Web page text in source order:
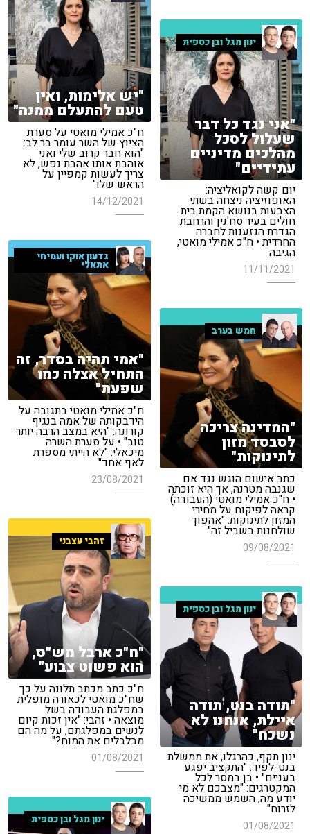
"יש אלימות, ואין
טעם להתעלם ממנה"
ח"כ אמילי מואטי על סערת
הציוץ של השר עומר בר לב:
"הוא חבר קרוב שלי ואני
אוהבת אותו אהבת נפש, לא
צריך לעשות קמפיין על
הראש שלו"
14/12/2021
ינון מגל ובן כספית
"אני נגד כל דבר
שעלול לסכל
מהלכים מדיניים
עתידיים"
יום קשה לקואליציה:
האופוזיציה ניצחה בשתי
הצבעות בנושא הקמת בית
חולים בעיר סח'נין והרחבת
הגדרת הגזענות לחברה
החרדית • ח"כ אמילי מואטי,
הגיבה
11/11/2021
גדעון אוקו ועמיחי
אתאלי
"אמי תהיה בסדר, זה
התחיל אצלה כמו
שפעת"
ח"כ אמילי מואטי בתגובה על
הידבקותה של אמה בנגיף
קורונה: "היא במצב הרבה יותר
טוב" • על סערת השרה
מיכאלי: "לא הייתי מספרת
לאף אחד"
23/08/2021
חמש בערב
"המדינה צריכה
לסבסד מזון
לתינוקות"
כתב אישום הוגש נגד אם
שגנבה מטרנה, אך היא זוכתה
• ח"כ אמילי מואטי (העבודה)
קראה לפיקוח על מחירי
המזון לתינוקות: "אהפוך
שולחנות בשביל זה"
09/08/2021 זהבי עצבני
"ח"כ ארבל מש"ס,
הוא פשוט צבוע"
ח"כ כתב מכתב תלונה על כך
שח"כ מואטי לכאורה מופלית
במפלגת העבודה בשל
מוצאה • זהבי: "אין זכות קיום
לנשים במפלגתם, על מה הם
מבלבלים את המוח?"
01/08/2021
ינון מגל ובן כספית
"תודה בנט, תודה
איילת, אנחנו לא
נשכח"
ינון תקף, כהרגלו, את ממשלת
בנט-לפיד: "התקציב יפגע
בעניים" • בן במסר לכל
המקטרגים: "מצבכם לא מי
יודע מה, השמש ממשיכה
לזרוח"
01/08/2021 ינון מגל ובן כספית